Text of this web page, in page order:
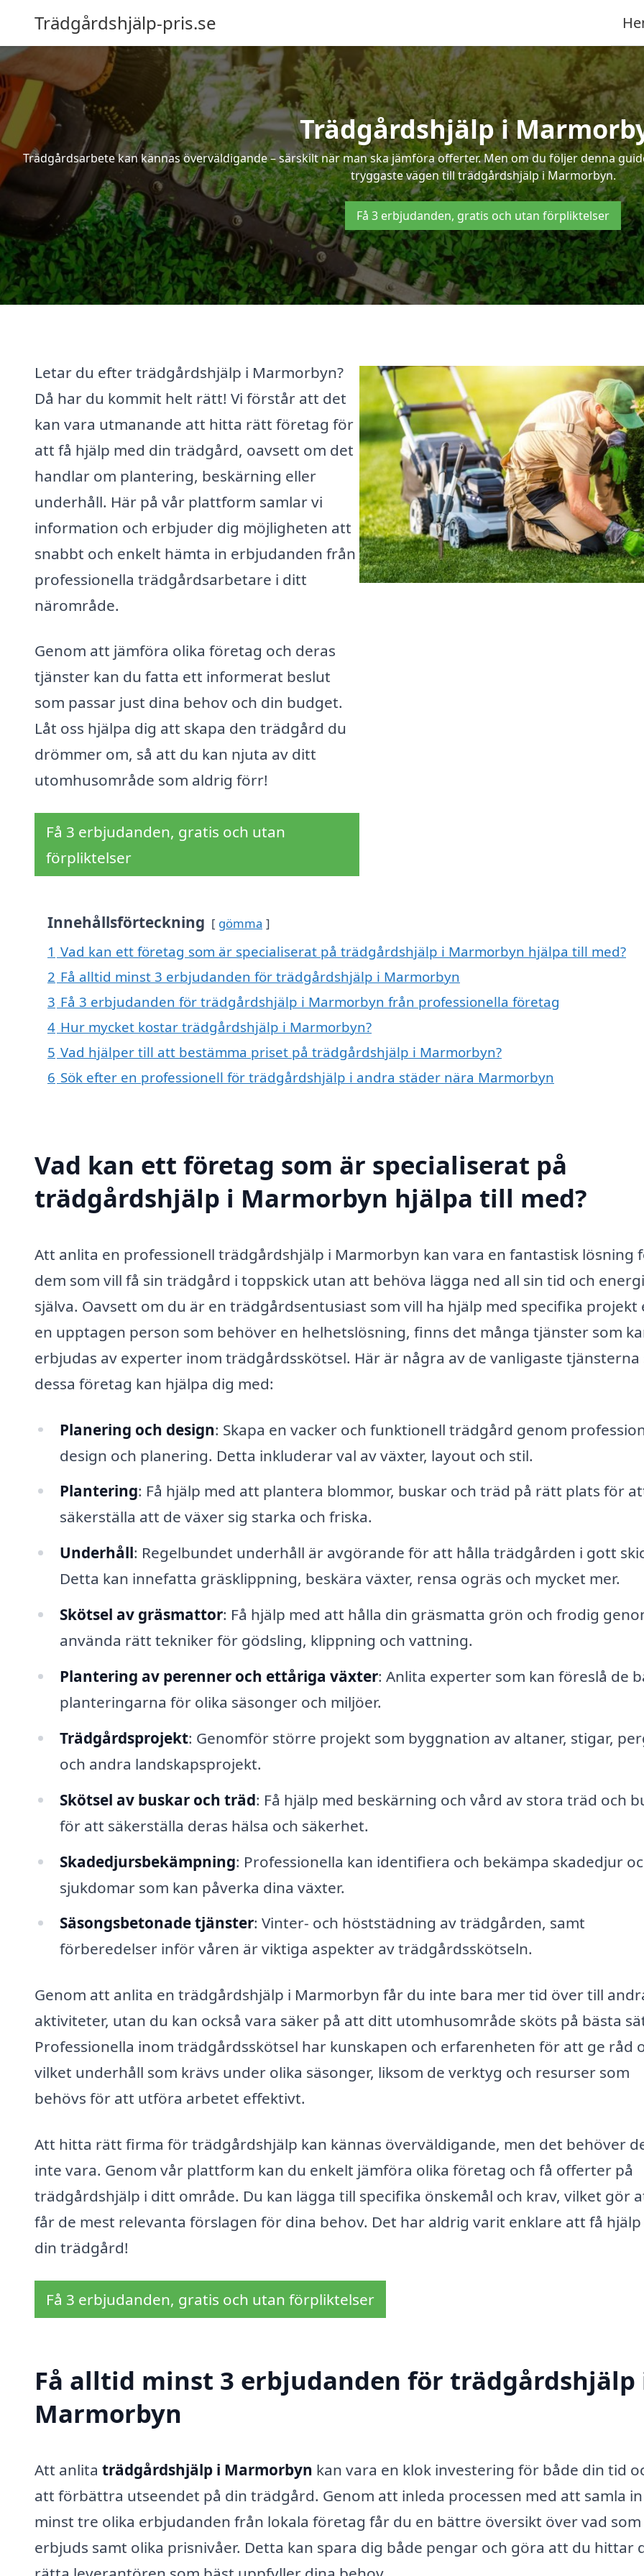
Trädgårdshjälp-pris.se
Trädgårdshjälp i
Trädgårdsarbete kan kännas överväldigande – särskilt när man ska jämföra offerter. Men om du följer denna
tryggaste vägen till trädgårdshjälp i Marmorbyn.
Få 3 erbjudanden, gratis och utan förpliktelser
Letar du efter trädgårdshjälp i Marmorbyn?
Då har du kommit helt rätt! Vi förstår att det
kan vara utmanande att hitta rätt företag för
att få hjälp med din trädgård, oavsett om det
handlar om plantering, beskärning eller
underhåll. Här på vår plattform samlar vi
information och erbjuder dig möjligheten att
snabbt och enkelt hämta in erbjudanden från
professionella trädgårdsarbetare i ditt
närområde.
Genom att jämföra olika företag och deras
tjänster kan du fatta ett informerat beslut
som passar just dina behov och din budget.
Låt oss hjälpa dig att skapa den trädgård du
drömmer om, så att du kan njuta av ditt
utomhusområde som aldrig förr!
Få 3 erbjudanden, gratis och utan
förpliktelser
Innehållsförteckning gömma
1 Vad kan ett företag som är specialiserat på trädgårdshjälp i Marmorbyn hjälpa till med?
2 Få alltid minst 3 erbjudanden för trädgårdshjälp i Marmorbyn
3 Få 3 erbjudanden för trädgårdshjälp i Marmorbyn från professionella företag
4 Hur mycket kostar trädgårdshjälp i Marmorbyn?
5 Vad hjälper till att bestämma priset på trädgårdshjälp i Marmorbyn?
6 Sök efter en professionell för trädgårdshjälp i andra städer nära Marmorbyn
Vad kan ett företag som är specialiserat på
trädgårdshjälp i Marmorbyn hjälpa till med?
Att anlita en professionell trädgårdshjälp i Marmorbyn kan vara en fantastisk lösning
dem som vill få sin trädgård i toppskick utan att behöva lägga ned all sin tid och energi
själva. Oavsett om du är en trädgårdsentusiast som vill ha hjälp med specifika projekt
en upptagen person som behöver en helhetslösning, finns det många tjänster som
erbjudas av experter inom trädgårdsskötsel. Här är några av de vanligaste tjänsterna
dessa företag kan hjälpa dig med:
Planering och design: Skapa en vacker och funktionell trädgård genom
design och planering. Detta inkluderar val av växter, layout och stil.
Plantering: Få hjälp med att plantera blommor, buskar och träd på rätt plats för
säkerställa att de växer sig starka och friska.
Underhåll: Regelbundet underhåll är avgörande för att hålla trädgården i gott
Detta kan innefatta gräsklippning, beskära växter, rensa ogräs och mycket mer.
Skötsel av gräsmattor: Få hjälp med att hålla din gräsmatta grön och frodig
använda rätt tekniker för gödsling, klippning och vattning.
Plantering av perenner och ettåriga växter: Anlita experter som kan föreslå de
planteringarna för olika säsonger och miljöer.
Trädgårdsprojekt: Genomför större projekt som byggnation av altaner, stigar,
och andra landskapsprojekt.
Skötsel av buskar och träd: Få hjälp med beskärning och vård av stora träd och
för att säkerställa deras hälsa och säkerhet.
Skadedjursbekämpning: Professionella kan identifiera och bekämpa skadedjur
sjukdomar som kan påverka dina växter.
Säsongsbetonade tjänster: Vinter- och höststädning av trädgården, samt
förberedelser inför våren är viktiga aspekter av trädgårdsskötseln.
Genom att anlita en trädgårdshjälp i Marmorbyn får du inte bara mer tid över till
aktiviteter, utan du kan också vara säker på att ditt utomhusområde sköts på bästa
Professionella inom trädgårdsskötsel har kunskapen och erfarenheten för att ge råd
vilket underhåll som krävs under olika säsonger, liksom de verktyg och resurser som
behövs för att utföra arbetet effektivt.
Att hitta rätt firma för trädgårdshjälp kan kännas överväldigande, men det behöver
inte vara. Genom vår plattform kan du enkelt jämföra olika företag och få offerter på
trädgårdshjälp i ditt område. Du kan lägga till specifika önskemål och krav, vilket gör
får de mest relevanta förslagen för dina behov. Det har aldrig varit enklare att få hjälp
din trädgård!
Få 3 erbjudanden, gratis och utan förpliktelser
Få alltid minst 3 erbjudanden för trädgårdshjälp
Marmorbyn
Att anlita trädgårdshjälp i Marmorbyn kan vara en klok investering för både din tid
att förbättra utseendet på din trädgård. Genom att inleda processen med att samla in
minst tre olika erbjudanden från lokala företag får du en bättre översikt över vad som
erbjuds samt olika prisnivåer. Detta kan spara dig både pengar och göra att du hittar